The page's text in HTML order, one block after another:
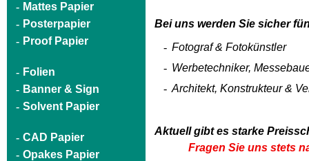
- Mattes Papier
- Posterpapier
- Proof Papier
- Folien
- Banner & Sign
- Solvent Papier
- CAD Papier
- Opakes Papier
Bei uns werden Sie sicher
- Fotograf & Fotokünstler
- Werbetechniker,
- Architekt, Konstrukteur &
Aktuell gibt es starke
Fragen Sie uns stets